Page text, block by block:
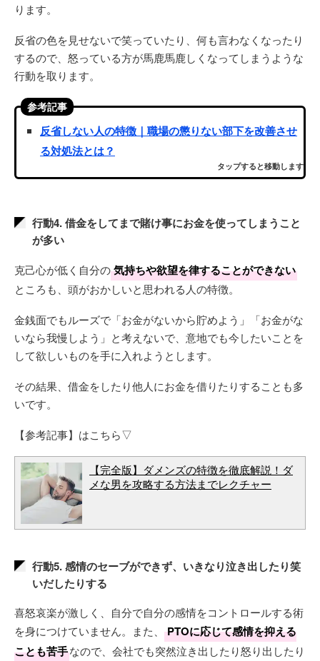
ります。
反省の色を見せないで笑っていたり、何も言わなくなったり
するので、怒っている方が馬鹿馬鹿しくなってしまうような
行動を取ります。
参考記事
反省しない人の特徴｜職場の懲りない部下を改善させ
る対処法とは？
タップすると移動します
行動4. 借金をしてまで賭け事にお金を使ってしまうこと
が多い
克己心が低く自分の気持ちや欲望を律することができない
ところも、頭がおかしいと思われる人の特徴。
金銭面でもルーズで「お金がないから貯めよう」「お金がな
いなら我慢しよう」と考えないで、意地でも今したいことを
して欲しいものを手に入れようとします。
その結果、借金をしたり他人にお金を借りたりすることも多
いです。
【参考記事】はこちら▽
【完全版】ダメンズの特徴を徹底解説！ダ
メな男を攻略する方法までレクチャー
行動5. 感情のセーブができず、いきなり泣き出したり笑
いだしたりする
喜怒哀楽が激しく、自分で自分の感情をコントロールする術
を身につけていません。また、
PTOに応じて感情を抑える
ことも苦手なので、会社でも突然泣き出したり怒り出したり